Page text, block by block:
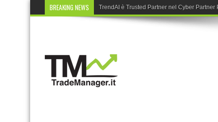
BREAKING NEWS TrendAI è Trusted Partner nel Cyber Partner